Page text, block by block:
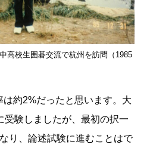
高校生囲碁交流で杭州を訪問（1985
約2%だったと思います。大
受験しましたが、最初の択一
り、論述試験に進むことはで